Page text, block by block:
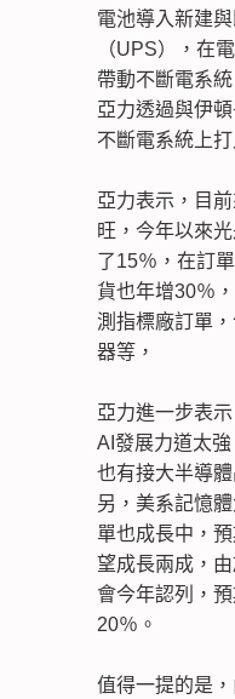
電池導入新建
（UPS），在
帶動不斷電系
亞力透過與伊
不斷電系統上
亞力表示，目
旺，今年以來
了15％，在訂
貨也年增30％
測指標廠訂單
器等，
亞力進一步表
AI發展力道太強
也有接大半導
另，美系記憶
單也成長中，
望成長兩成，
會今年認列，
20％。
值得一提的是